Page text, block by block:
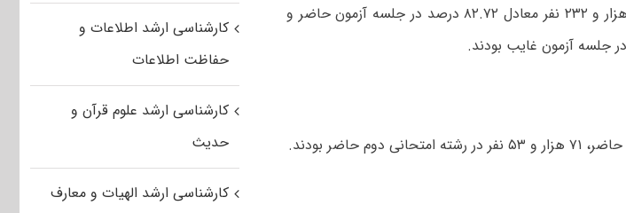
تصریح کرد: از تعداد ثبت نام کنندگان ۷۴۱ هزار و ۲۳۲ نفر معادل ۸۲.۷۲ درصد در جلسه آزمون حاضر و
کارشناسی ارشد اطلاعات و
حفاظت اطلاعات
کارشناسی ارشد علوم قرآن و
حدیث
کارشناسی ارشد الهیات و معارف